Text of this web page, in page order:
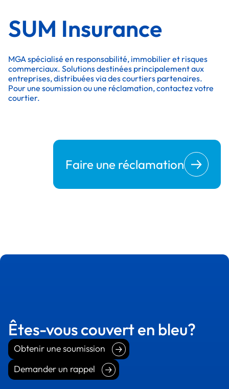
SUM Insurance
MGA spécialisé en responsabilité, immobilier et risques
commerciaux. Solutions destinées principalement aux
entreprises, distribuées via des courtiers partenaires.
Pour une soumission ou une réclamation, contactez votre
courtier.
Faire une réclamation
Êtes-vous couvert en bleu?
Obtenir une soumission
Demander un rappel
Demander un rappel